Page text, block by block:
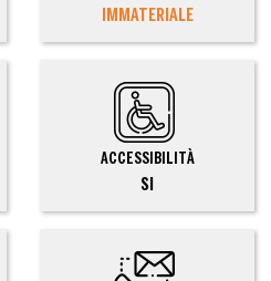
IMMATERIALE
ACCESSIBILITÀ
SI